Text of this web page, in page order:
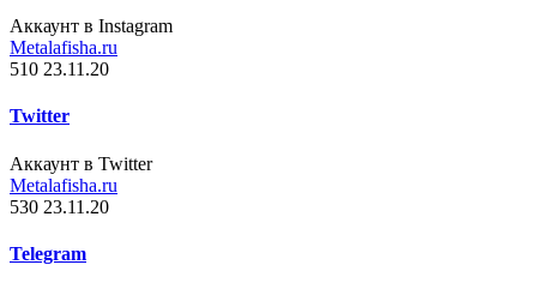
Аккаунт в Instagram
Metalafisha.ru
510 23.11.20
Twitter
Аккаунт в Twitter
Metalafisha.ru
530 23.11.20
Telegram